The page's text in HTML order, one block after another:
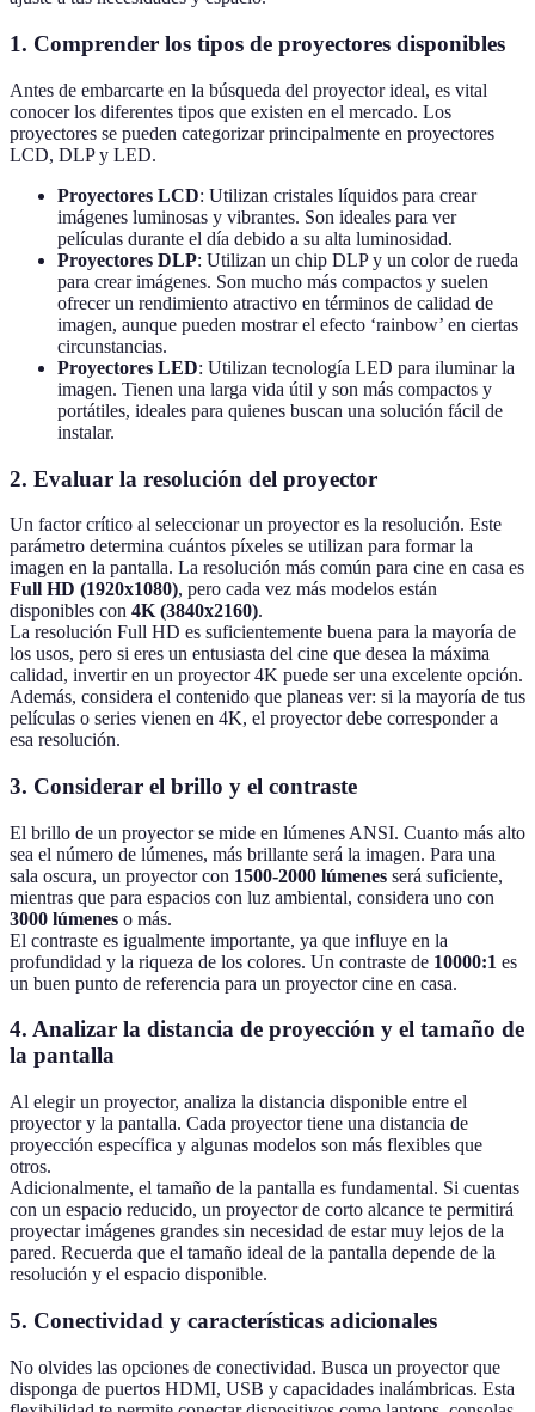
1. Comprender los tipos de proyectores disponibles
Antes de embarcarte en la búsqueda del proyector ideal, es vital
conocer los diferentes tipos que existen en el mercado. Los
proyectores se pueden categorizar principalmente en proyectores
LCD, DLP y LED.
Proyectores LCD: Utilizan cristales líquidos para crear
imágenes luminosas y vibrantes. Son ideales para ver
películas durante el día debido a su alta luminosidad.
Proyectores DLP: Utilizan un chip DLP y un color de rueda
para crear imágenes. Son mucho más compactos y suelen
ofrecer un rendimiento atractivo en términos de calidad de
imagen, aunque pueden mostrar el efecto ‘rainbow’ en ciertas
circunstancias.
Proyectores LED: Utilizan tecnología LED para iluminar la
imagen. Tienen una larga vida útil y son más compactos y
portátiles, ideales para quienes buscan una solución fácil de
instalar.
2. Evaluar la resolución del proyector
Un factor crítico al seleccionar un proyector es la resolución. Este
parámetro determina cuántos píxeles se utilizan para formar la
imagen en la pantalla. La resolución más común para cine en casa es
Full HD (1920x1080), pero cada vez más modelos están
disponibles con 4K (3840x2160).
La resolución Full HD es suficientemente buena para la mayoría de
los usos, pero si eres un entusiasta del cine que desea la máxima
calidad, invertir en un proyector 4K puede ser una excelente opción.
Además, considera el contenido que planeas ver: si la mayoría de tus
películas o series vienen en 4K, el proyector debe corresponder a
esa resolución.
3. Considerar el brillo y el contraste
El brillo de un proyector se mide en lúmenes ANSI. Cuanto más alto
sea el número de lúmenes, más brillante será la imagen. Para una
sala oscura, un proyector con 1500-2000 lúmenes será suficiente,
mientras que para espacios con luz ambiental, considera uno con
3000 lúmenes o más.
El contraste es igualmente importante, ya que influye en la
profundidad y la riqueza de los colores. Un contraste de 10000:1 es
un buen punto de referencia para un proyector cine en casa.
4. Analizar la distancia de proyección y el tamaño de
la pantalla
Al elegir un proyector, analiza la distancia disponible entre el
proyector y la pantalla. Cada proyector tiene una distancia de
proyección específica y algunas modelos son más flexibles que
otros.
Adicionalmente, el tamaño de la pantalla es fundamental. Si cuentas
con un espacio reducido, un proyector de corto alcance te permitirá
proyectar imágenes grandes sin necesidad de estar muy lejos de la
pared. Recuerda que el tamaño ideal de la pantalla depende de la
resolución y el espacio disponible.
5. Conectividad y características adicionales
No olvides las opciones de conectividad. Busca un proyector que
disponga de puertos HDMI, USB y capacidades inalámbricas. Esta